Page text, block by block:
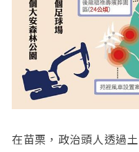
在苗栗，政治頭人透過